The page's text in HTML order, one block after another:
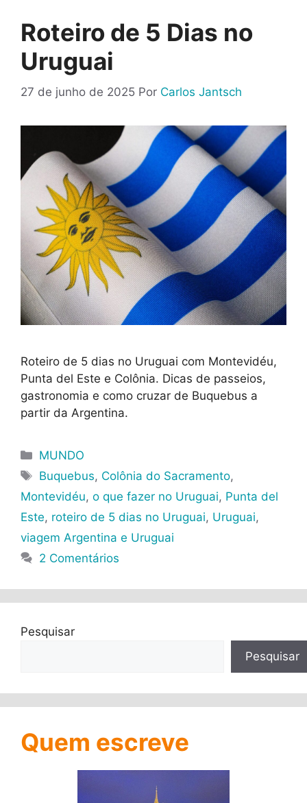
Roteiro de 5 Dias no
Uruguai
27 de junho de 2025 Por Carlos Jantsch
Roteiro de 5 dias no Uruguai com Montevidéu,
Punta del Este e Colônia. Dicas de passeios,
gastronomia e como cruzar de Buquebus a
partir da Argentina.
Categorias
MUNDO
Tags
Buquebus, Colônia do Sacramento,
Montevidéu, o que fazer no Uruguai, Punta del
Este, roteiro de 5 dias no Uruguai, Uruguai,
viagem Argentina e Uruguai
2 Comentários
Pesquisar
Pesquisar
Quem escreve